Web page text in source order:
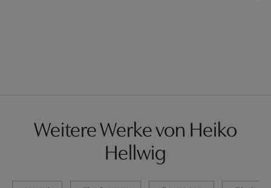
Weitere Werke von Heiko
Hellwig